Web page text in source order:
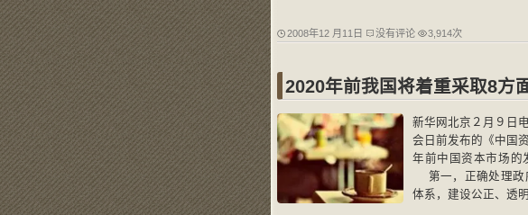
2008年12 月11日 没有评论 3,914次
2020年前我国将着重采取8方
新华网北京２月９日
会日前发布的《中国
年前中国资本市场的
第一，正确处理政
体系，建设公正、透